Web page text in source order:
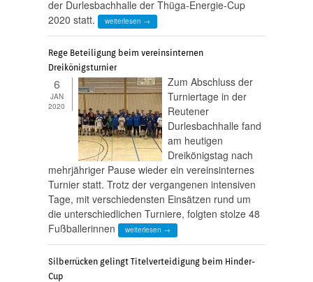
der Durlesbachhalle der Thüga-Energie-Cup
2020 statt.
weiterlesen →
Rege Beteiligung beim vereinsinternen
Dreikönigsturnier
6
JAN
2020
Zum Abschluss der
Turniertage in der
Reutener
Durlesbachhalle fand
am heutigen
Dreikönigstag nach
mehrjähriger Pause wieder ein vereinsinternes
Turnier statt. Trotz der vergangenen intensiven
Tage, mit verschiedensten Einsätzen rund um
die unterschiedlichen Turniere, folgten stolze 48
Fußballerinnen
weiterlesen →
Silberrücken gelingt Titelverteidigung beim Hinder-
Cup